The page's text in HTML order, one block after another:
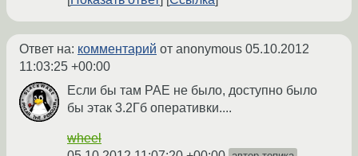
Ответ на: комментарий от anonymous 05.10.2012
11:03:25 +00:00
Если бы там PAE не было, доступно было
бы этак 3.2Гб оперативки....
wheel